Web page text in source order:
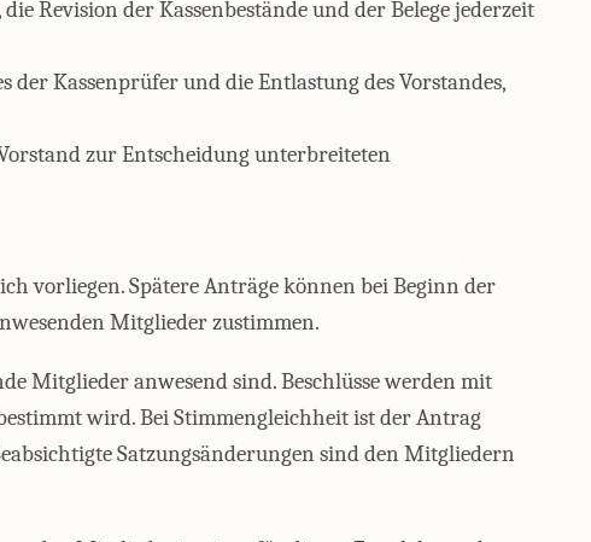
Revision der Kassenbestände und der Belege jederzeit
der Kassenprüfer und die Entlastung des Vorstandes,
zur Entscheidung unterbreiteten
vorliegen. Spätere Anträge können bei Beginn der
Mitglieder zustimmen.
Mitglieder anwesend sind. Beschlüsse werden mit
wird. Bei Stimmengleichheit ist der Antrag
Satzungsänderungen sind den Mitgliedern